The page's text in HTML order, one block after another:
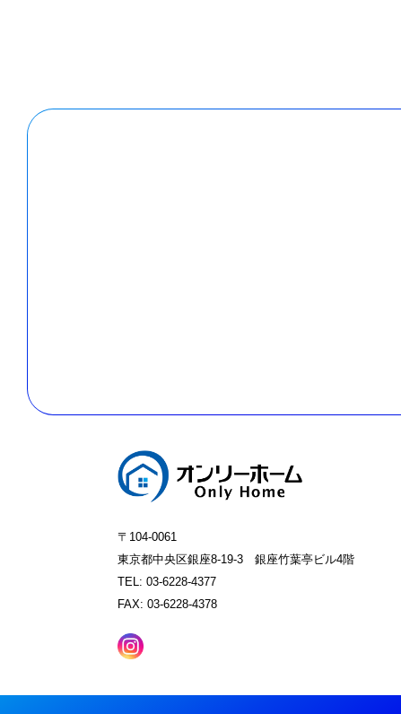
〒104-0061
東京都中央区銀座8-19-3 銀座竹葉亭ビル4階
TEL: 03-6228-4377
FAX: 03-6228-4378